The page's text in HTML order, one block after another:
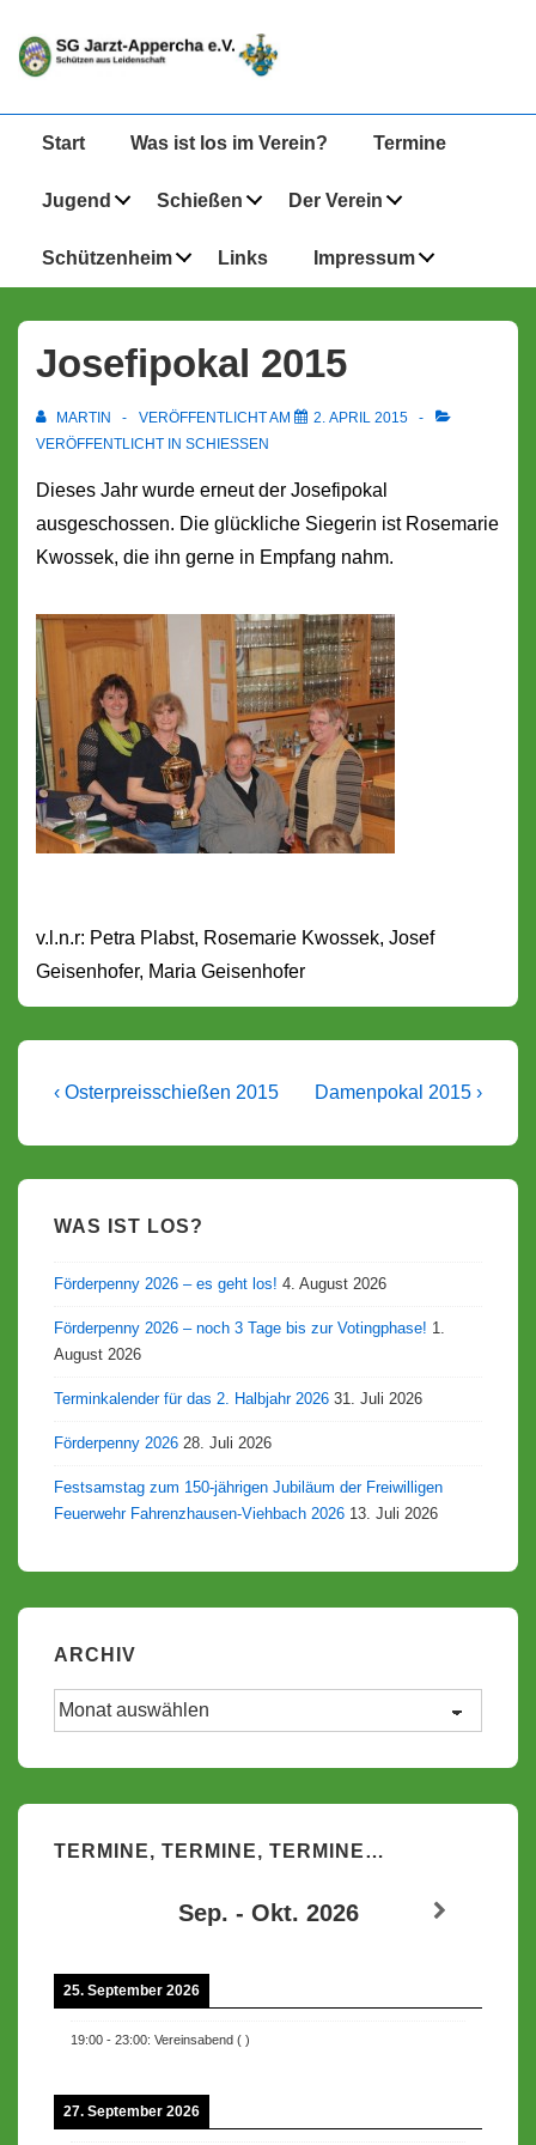
Zum
Inhalt
Hauptnavigation
Start Was ist los im Verein? Termine
Jugend Schießen Der Verein
Schützenheim Links Impressum
Josefipokal 2015
MARTIN VERÖFFENTLICHT AM
2. APRIL 2015
VERÖFFENTLICHT IN SCHIESSEN
Dieses Jahr wurde erneut der Josefipokal
ausgeschossen. Die glückliche Siegerin ist Rosemarie
Kwossek, die ihn gerne in Empfang nahm.
v.l.n.r: Petra Plabst, Rosemarie Kwossek, Josef
Geisenhofer, Maria Geisenhofer
Beitragsnavigation
Vorheriger
‹ Osterpreisschießen 2015
Nächster
Damenpokal 2015 ›
WAS IST LOS?
Förderpenny 2026 – es geht los! 4. August 2026
Förderpenny 2026 – noch 3 Tage bis zur Votingphase! 1.
August 2026
Terminkalender für das 2. Halbjahr 2026 31. Juli 2026
Förderpenny 2026 28. Juli 2026
Festsamstag zum 150-jährigen Jubiläum der Freiwilligen
Feuerwehr Fahrenzhausen-Viehbach 2026 13. Juli 2026
ARCHIV
Archiv
TERMINE, TERMINE, TERMINE…
Sep. - Okt. 2026
25. September 2026
19:00 - 23:00: Vereinsabend ( )
27. September 2026